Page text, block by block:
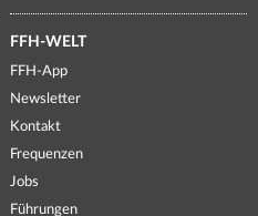
FFH-WELT
FFH-App
Newsletter
Kontakt
Frequenzen
Jobs
Führungen